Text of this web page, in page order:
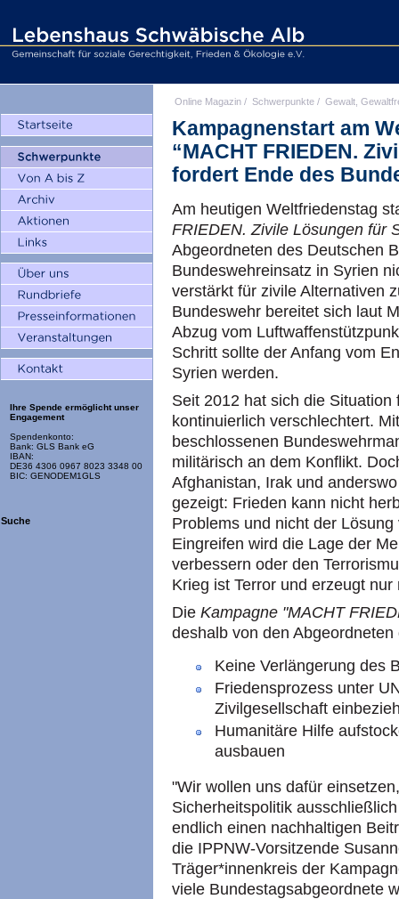
Ihre Spende ermöglicht unser
Engagement
Spendenkonto:
Bank: GLS Bank eG
IBAN:
DE36 4306 0967 8023 3348 00
BIC: GENODEM1GLS
Suche
Online Magazin / Schwerpunkte / Gewalt,
Kampagnenstart am
“MACHT FRIEDEN.
fordert Ende des
Am heutigen Weltfriedenstag
FRIEDEN. Zivile Lösungen für
Abgeordneten des Deutschen
Bundeswehreinsatz in Syrien
verstärkt für zivile Alternativen
Bundeswehr bereitet sich laut
Abzug vom
Schritt sollte der Anfang vom
Syrien werden.
Seit 2012 hat sich die
kontinuierlich verschlechtert.
beschlossenen
militärisch an dem Konflikt.
Afghanistan, Irak und
gezeigt: Frieden kann nicht
Problems und nicht der
Eingreifen wird die Lage der
verbessern oder den
Krieg ist Terror und erzeugt
Die Kampagne "MACHT
deshalb von den
Keine Verlängerung des
Friedensprozess unter
Zivilgesellschaft
Humanitäre Hilfe
ausbauen
"Wir wollen uns dafür
Sicherheitspolitik
endlich einen nachhaltigen
die IPPNW-Vorsitzende
Träger*innenkreis der
viele Bundestagsabgeordnete